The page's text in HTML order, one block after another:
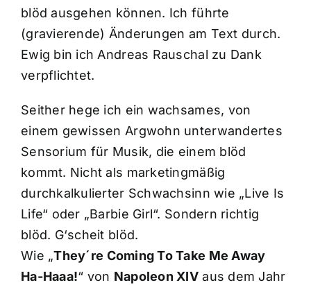
blöd ausgehen können. Ich führte
(gravierende) Änderungen am Text durch.
Ewig bin ich Andreas Rauschal zu Dank
verpflichtet.
Seither hege ich ein wachsames, von
einem gewissen Argwohn unterwandertes
Sensorium für Musik, die einem blöd
kommt. Nicht als marketingmäßig
durchkalkulierter Schwachsinn wie „Live Is
Life“ oder „Barbie Girl“. Sondern richtig
blöd. G‘scheit blöd.
Wie „They´re Coming To Take Me Away
Ha-Haaa!“ von Napoleon XIV aus dem Jahr